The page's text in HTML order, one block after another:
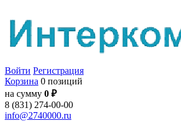
Войти Регистрация
Корзина 0 позиций
на сумму 0 ₽
8 (831) 274-00-00
info@2740000.ru